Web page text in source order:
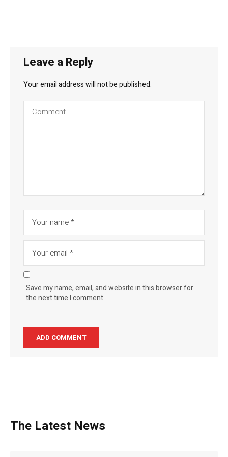
Leave a Reply
Your email address will not be published.
Save my name, email, and website in this browser for
the next time I comment.
The Latest News